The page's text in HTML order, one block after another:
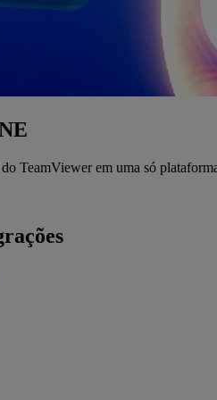
TeamViewer em uma só